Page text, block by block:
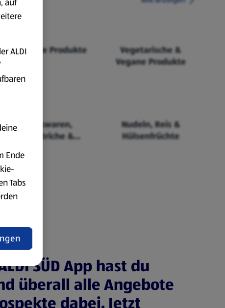
Fairtrade Produkte
Vegetarische &
Vegane Produkte
Backwaren,
Aufstriche &
Nudeln, Reis &
Hülsenfrüchte
SÜD App hast du
überall alle Angebote
dabei. Jetzt
ALDI
Ende
Tabs